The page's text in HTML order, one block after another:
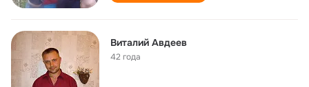
Виталий Авдеев
42 года